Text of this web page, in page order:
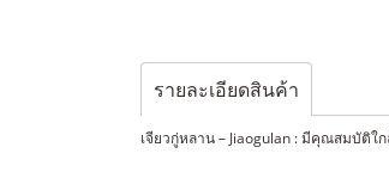
รายละเอียดสินค้า
เจียวกู่หลาน – Jiaogulan : มีคุณสมบัติ